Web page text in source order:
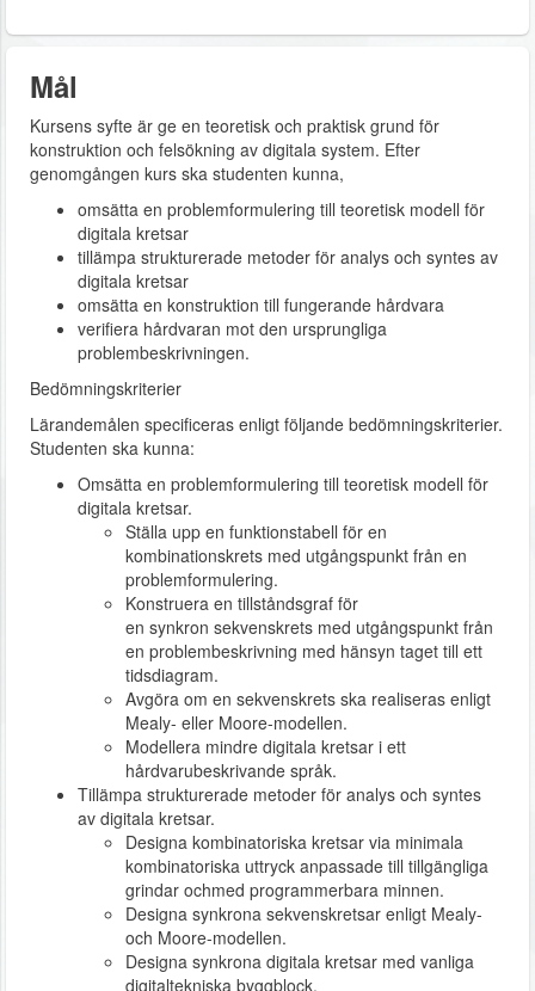
Mål
Kursens syfte är ge en teoretisk och praktisk grund för
konstruktion och felsökning av digitala system. Efter
genomgången kurs ska studenten kunna,
omsätta en problemformulering till teoretisk modell för
digitala kretsar
tillämpa strukturerade metoder för analys och syntes av
digitala kretsar
omsätta en konstruktion till fungerande hårdvara
verifiera hårdvaran mot den ursprungliga
problembeskrivningen.
Bedömningskriterier
Lärandemålen specificeras enligt följande bedömningskriterier.
Studenten ska kunna:
Omsätta en problemformulering till teoretisk modell för
digitala kretsar.
Ställa upp en funktionstabell för en
kombinationskrets med utgångspunkt från en
problemformulering.
Konstruera en tillståndsgraf för
en synkron sekvenskrets med utgångspunkt från
en problembeskrivning med hänsyn taget till ett
tidsdiagram.
Avgöra om en sekvenskrets ska realiseras enligt
Mealy- eller Moore-modellen.
Modellera mindre digitala kretsar i ett
hårdvarubeskrivande språk.
Tillämpa strukturerade metoder för analys och syntes
av digitala kretsar.
Designa kombinatoriska kretsar via minimala
kombinatoriska uttryck anpassade till tillgängliga
grindar ochmed programmerbara minnen.
Designa synkrona sekvenskretsar enligt Mealy-
och Moore-modellen.
Designa synkrona digitala kretsar med vanliga
digitaltekniska byggblock.